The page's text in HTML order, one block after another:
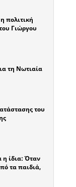
πολιτική
Γιώργου
τη Νωτιαία
του
η ίδια: Όταν
τα παιδιά,